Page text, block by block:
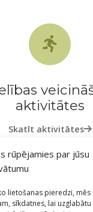
rūpējamies par jūsu
lietošanas pieredzi, mēs
sīkdatnes, lai
aktivitātes
Skatīt aktivitātes